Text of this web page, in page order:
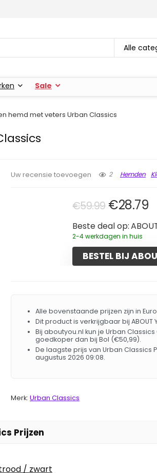
Alle
Sale
hemd met veters Urban Classics
Uw recensie toevoegen 2 Hemden
€59.99 €28.79
Beste deal op:
2-4 werkdagen in huis
BESTEL BIJ
Alle bovenstaande prijzen zijn in
Dit product is verkrijgbaar bij ABOUT
Bij aboutyou.nl kun je Urban
goedkoper dan bij Bol (€50,99).
De laagste prijs van Urban Classics
augustus 2026 09:08.
Merk: Urban Classics
Prijzen
/ zwart